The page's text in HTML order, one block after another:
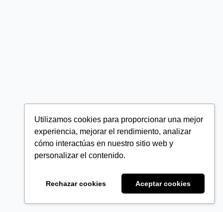
Utilizamos cookies para proporcionar una mejor
experiencia, mejorar el rendimiento, analizar
cómo interactúas en nuestro sitio web y
personalizar el contenido.
Rechazar cookies Aceptar cookies